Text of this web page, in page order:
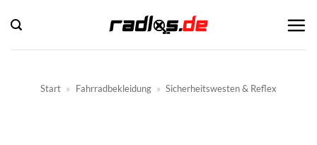
Inhalt
springen
Start » Fahrradbekleidung » Sicherheitswesten & Reflex